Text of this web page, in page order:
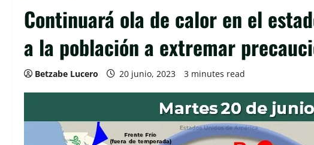
Continuará ola de calor en el
a la población a extremar
Betzabe Lucero 20 junio, 2023 3 minutes read